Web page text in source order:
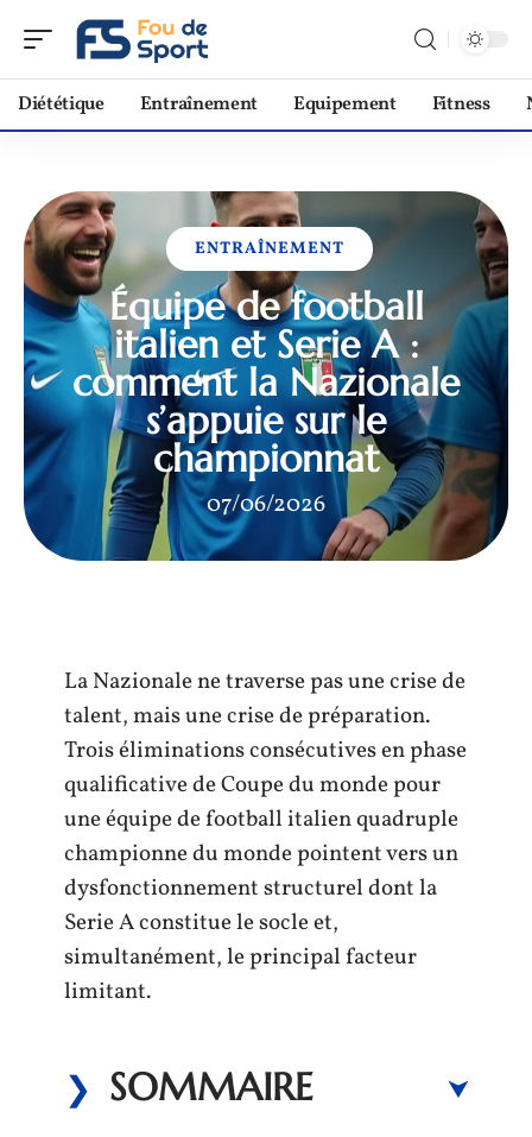
Diététique Entraînement Equipement Fitness
ENTRAÎNEMENT
Équipe de football
italien et Serie A :
comment la Nazionale
s’appuie sur le
championnat
07/06/2026
La Nazionale ne traverse pas une crise de
talent, mais une crise de préparation.
Trois éliminations consécutives en phase
qualificative de Coupe du monde pour
une équipe de football italien quadruple
championne du monde pointent vers un
dysfonctionnement structurel dont la
Serie A constitue le socle et,
simultanément, le principal facteur
limitant.
SOMMAIRE